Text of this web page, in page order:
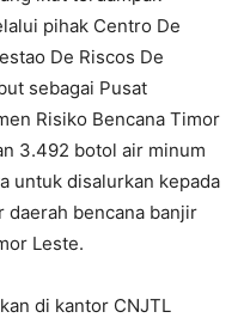
pihak Centro De
De Riscos De
sebagai Pusat
Risiko Bencana Timor
3.492 botol air minum
untuk disalurkan kepada
daerah bencana banjir
Leste.
di kantor CNJTL